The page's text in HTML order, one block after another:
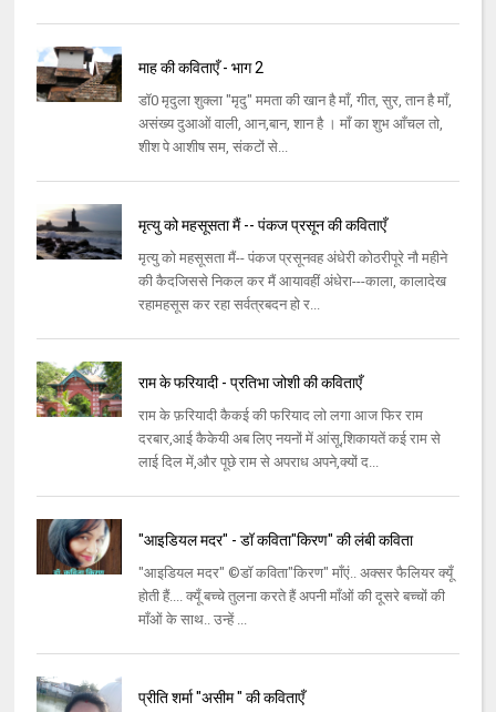
माह की कविताएँ - भाग 2
डॉ0 मृदुला शुक्ला "मृदु" ममता की खान है माँ, गीत, सुर, तान है माँ,
असंख्य दुआओं वाली, आन,बान, शान है । माँ का शुभ आँचल तो,
शीश पे आशीष सम, संकटों से...
मृत्यु को महसूसता मैं -- पंकज प्रसून की कविताएँ
मृत्यु को महसूसता मैं-- पंकज प्रसूनवह अंधेरी कोठरीपूरे नौ महीने
की कैदजिससे निकल कर मैं आयावहीं अंधेरा---काला, कालादेख
रहामहसूस कर रहा सर्वत्रबदन हो र...
राम के फरियादी - प्रतिभा जोशी की कविताएँ
राम के फ़रियादी कैकई की फरियाद लो लगा आज फिर राम
दरबार,आई कैकेयी अब लिए नयनों में आंसू,शिकायतें कई राम से
लाई दिल में,और पूछे राम से अपराध अपने,क्यों द...
"आइडियल मदर" - डॉ कविता"किरण" की लंबी कविता
"आइडियल मदर" ©डॉ कविता"किरण" माँएं.. अक्सर फैलियर क्यूँ
होती हैं.... क्यूँ बच्चे तुलना करते हैं अपनी माँओं की दूसरे बच्चों की
माँओं के साथ.. उन्हें ...
प्रीति शर्मा "असीम " की कविताएँ